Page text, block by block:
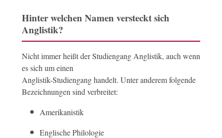
Hinter welchen Namen versteckt sich
Anglistik?
Nicht immer heißt der Studiengang Anglistik, auch wenn
es sich um einen
Anglistik-Studiengang handelt. Unter anderem folgende
Bezeichnungen sind verbreitet:
Amerikanistik
Englische Philologie